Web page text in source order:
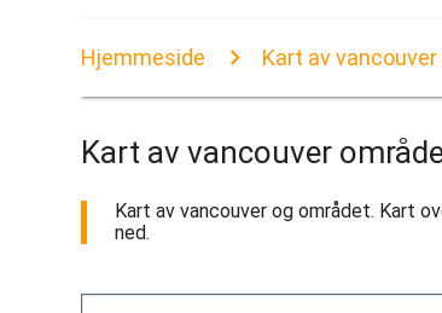
Hjemmeside Kart av
Kart av vancouver
Kart av vancouver og området. Kart
ned.